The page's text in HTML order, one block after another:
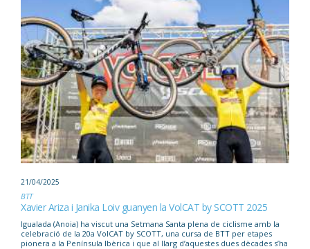
21/04/2025
BTT
Xavier Ariza i Janika Loiv guanyen la VolCAT by SCOTT 2025
Igualada (Anoia) ha viscut una Setmana Santa plena de ciclisme amb la
celebració de la 20a VolCAT by SCOTT, una cursa de BTT per etapes
pionera a la Península Ibèrica i que al llarg d’aquestes dues dècades s’ha